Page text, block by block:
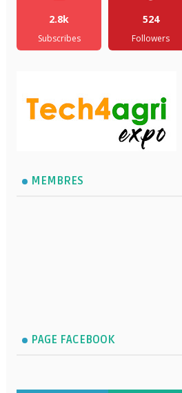
2.8k
Subscribes
524
Followers
MEMBRES
PAGE FACEBOOK